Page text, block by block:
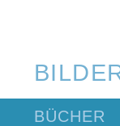
BÜCHER